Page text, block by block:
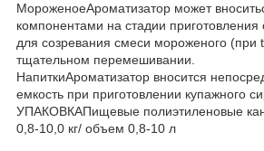
МороженоеАроматизатор может
компонентами на стадии приготовления
для созревания смеси мороженого (при
тщательном перемешивании.
НапиткиАроматизатор вносится
емкость при приготовлении купажного
УПАКОВКАПищевые полиэтиленовые
0,8-10,0 кг/ объем 0,8-10 л